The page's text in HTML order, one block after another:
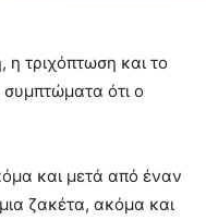
τριχόπτωση και το
συμπτώματα ότι ο
και μετά από έναν
ζακέτα, ακόμα και